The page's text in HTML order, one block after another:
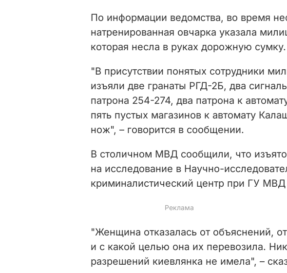
i
d
e
o
По информации ведомства, во время
натренированная овчарка указала
которая несла в руках дорожную сумку.
"В присутствии понятых сотрудники
изъяли две гранаты РГД-2Б, два
патрона 254-274, два патрона к
пять пустых магазинов к автомату
нож", – говорится в сообщении.
В столичном МВД сообщили, что
на исследование в Научно-
криминалистический центр при ГУ
"Женщина отказалась от объяснений,
и с какой целью она их перевозила.
разрешений киевлянка не имела", –